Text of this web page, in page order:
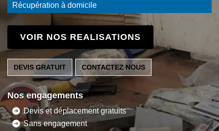
Récupération à domicile
VOIR NOS REALISATIONS
DEVIS GRATUIT CONTACTEZ NOUS
Nos engagements
Devis et déplacement gratuits
Sans engagement